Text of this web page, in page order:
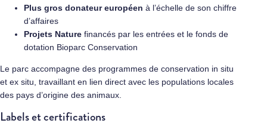
Plus gros donateur européen à l’échelle de son chiffre
d’affaires
Projets Nature financés par les entrées et le fonds de
dotation Bioparc Conservation
Le parc accompagne des programmes de conservation in situ
et ex situ, travaillant en lien direct avec les populations locales
des pays d’origine des animaux.
Labels et certifications